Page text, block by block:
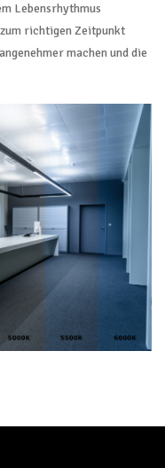
Lebensrhythmus
richtigen Zeitpunkt
machen und die